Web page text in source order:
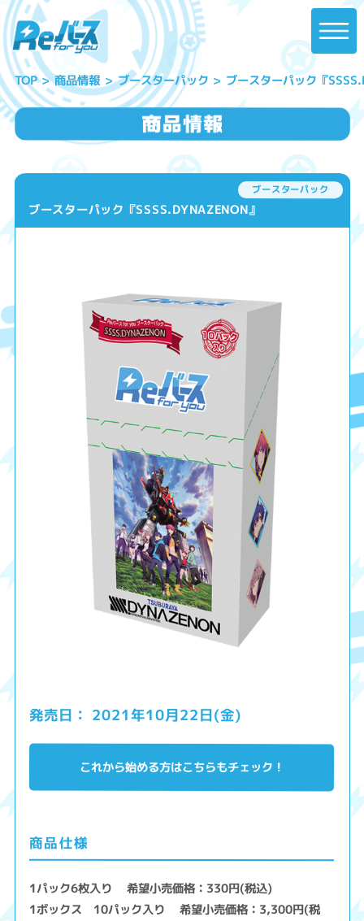
TOP 商品情報 ブースターパック ブースターパック『
ブースターパック
ブースターパック『SSSS.DYNAZENON』
発売日： 2021年10月22日(金)
これから始める方はこちらもチェック！
商品仕様
1パック6枚入り 希望小売価格：330円(税込)
1ボックス 10パック入り 希望小売価格：3,300円(税